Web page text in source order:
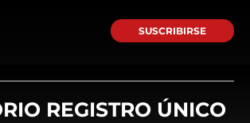
SUSCRIBIRSE
REGISTRO ÚNICO